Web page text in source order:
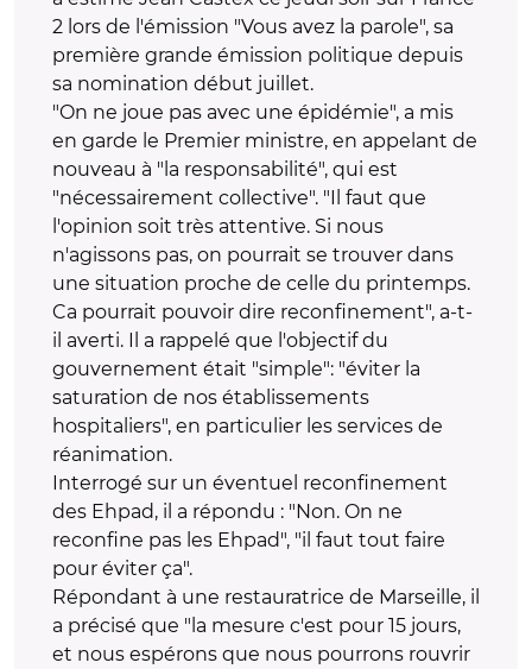
2 lors de l'émission "Vous avez la parole", sa
première grande émission politique depuis
sa nomination début juillet.
"On ne joue pas avec une épidémie", a mis
en garde le Premier ministre, en appelant de
nouveau à "la responsabilité", qui est
"nécessairement collective". "Il faut que
l'opinion soit très attentive. Si nous
n'agissons pas, on pourrait se trouver dans
une situation proche de celle du printemps.
Ca pourrait pouvoir dire reconfinement", a-t-
il averti. Il a rappelé que l'objectif du
gouvernement était "simple": "éviter la
saturation de nos établissements
hospitaliers", en particulier les services de
réanimation.
Interrogé sur un éventuel reconfinement
des Ehpad, il a répondu : "Non. On ne
reconfine pas les Ehpad", "il faut tout faire
pour éviter ça".
Répondant à une restauratrice de Marseille, il
a précisé que "la mesure c'est pour 15 jours,
et nous espérons que nous pourrons rouvrir